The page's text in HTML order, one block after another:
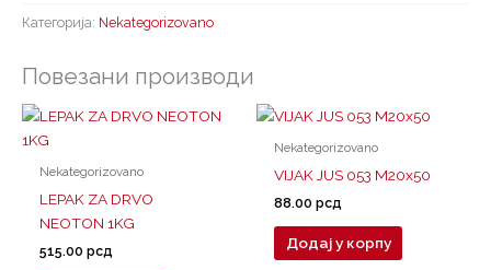
Категорија: Nekategorizovano
Повезани производи
Nekategorizovano
LEPAK ZA DRVO
NEOTON 1KG
515.00рсд
Nekategorizovano
VIJAK JUS 053 M20x50
88.00рсд
Додај у корпу